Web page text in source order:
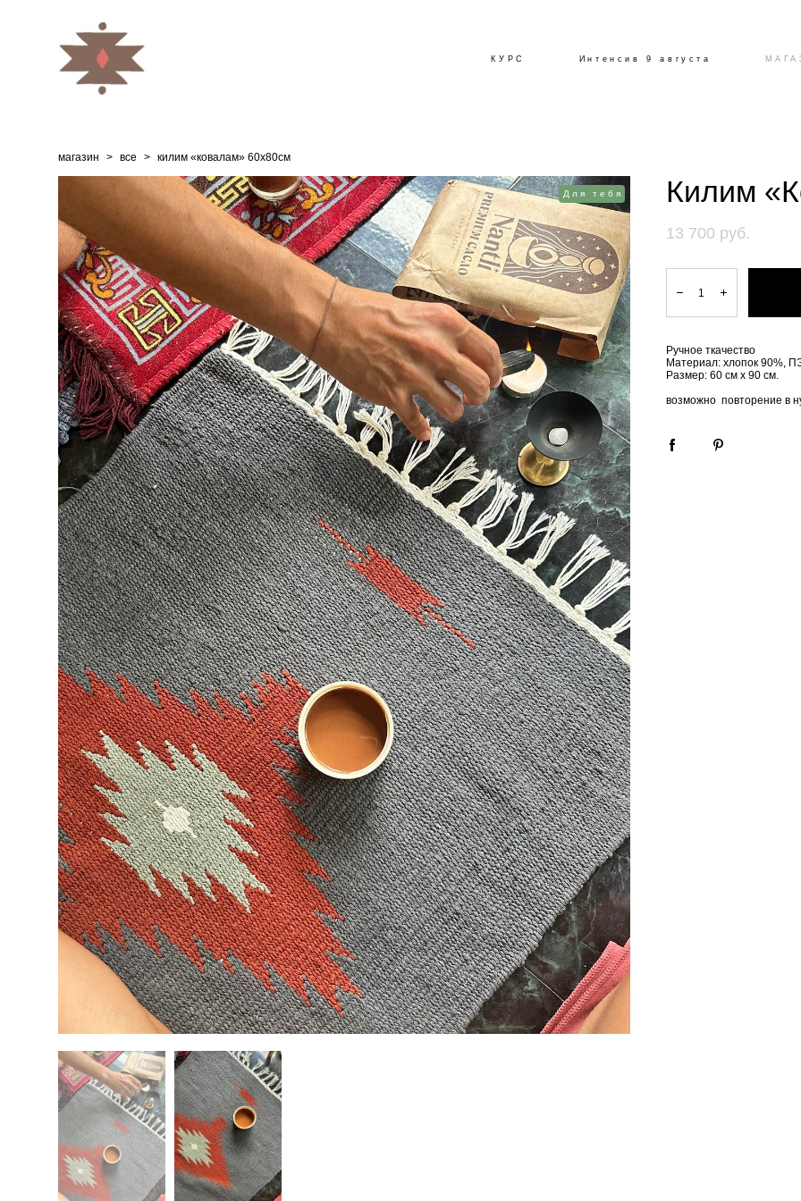
КУРС Интенсив 9 августа
магазин > все > килим «ковалам» 60х80см
Для тебя Килим
13 700 pуб.
Ручное ткачество
Материал: хлопок 90%,
Размер: 60 см х 90 см.
возможно повторение в